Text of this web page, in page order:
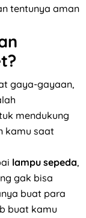
tentunya aman
gaya-gayaan,
mendukung
kamu saat
lampu sepeda,
gak bisa
buat para
buat kamu